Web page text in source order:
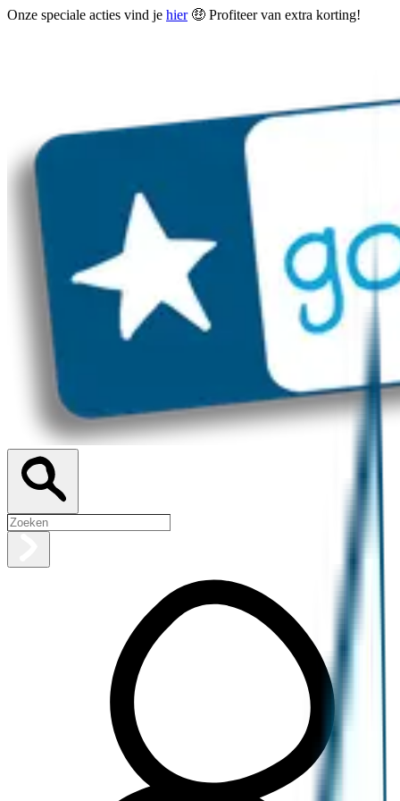
Onze speciale acties vind je hier🤑 Profiteer van extra korting!